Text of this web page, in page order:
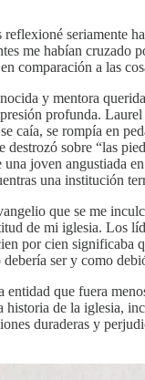
seriamente
me habían
comparación a las
y mentora
profunda.
caía, se rompía en
destrozó sobre “las
joven angustiada
una institución
que se me
de mi iglesia. Los
por cien
ser y como
entidad que fuera
historia de la iglesia,
duraderas y